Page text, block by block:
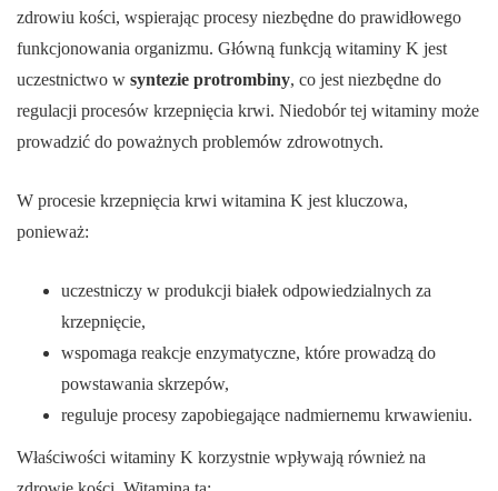
zdrowiu kości, wspierając procesy niezbędne do prawidłowego
funkcjonowania organizmu. Główną funkcją witaminy K jest
uczestnictwo w syntezie protrombiny, co jest niezbędne do
regulacji procesów krzepnięcia krwi. Niedobór tej witaminy może
prowadzić do poważnych problemów zdrowotnych.
W procesie krzepnięcia krwi witamina K jest kluczowa,
ponieważ:
uczestniczy w produkcji białek odpowiedzialnych za
krzepnięcie,
wspomaga reakcje enzymatyczne, które prowadzą do
powstawania skrzepów,
reguluje procesy zapobiegające nadmiernemu krwawieniu.
Właściwości witaminy K korzystnie wpływają również na